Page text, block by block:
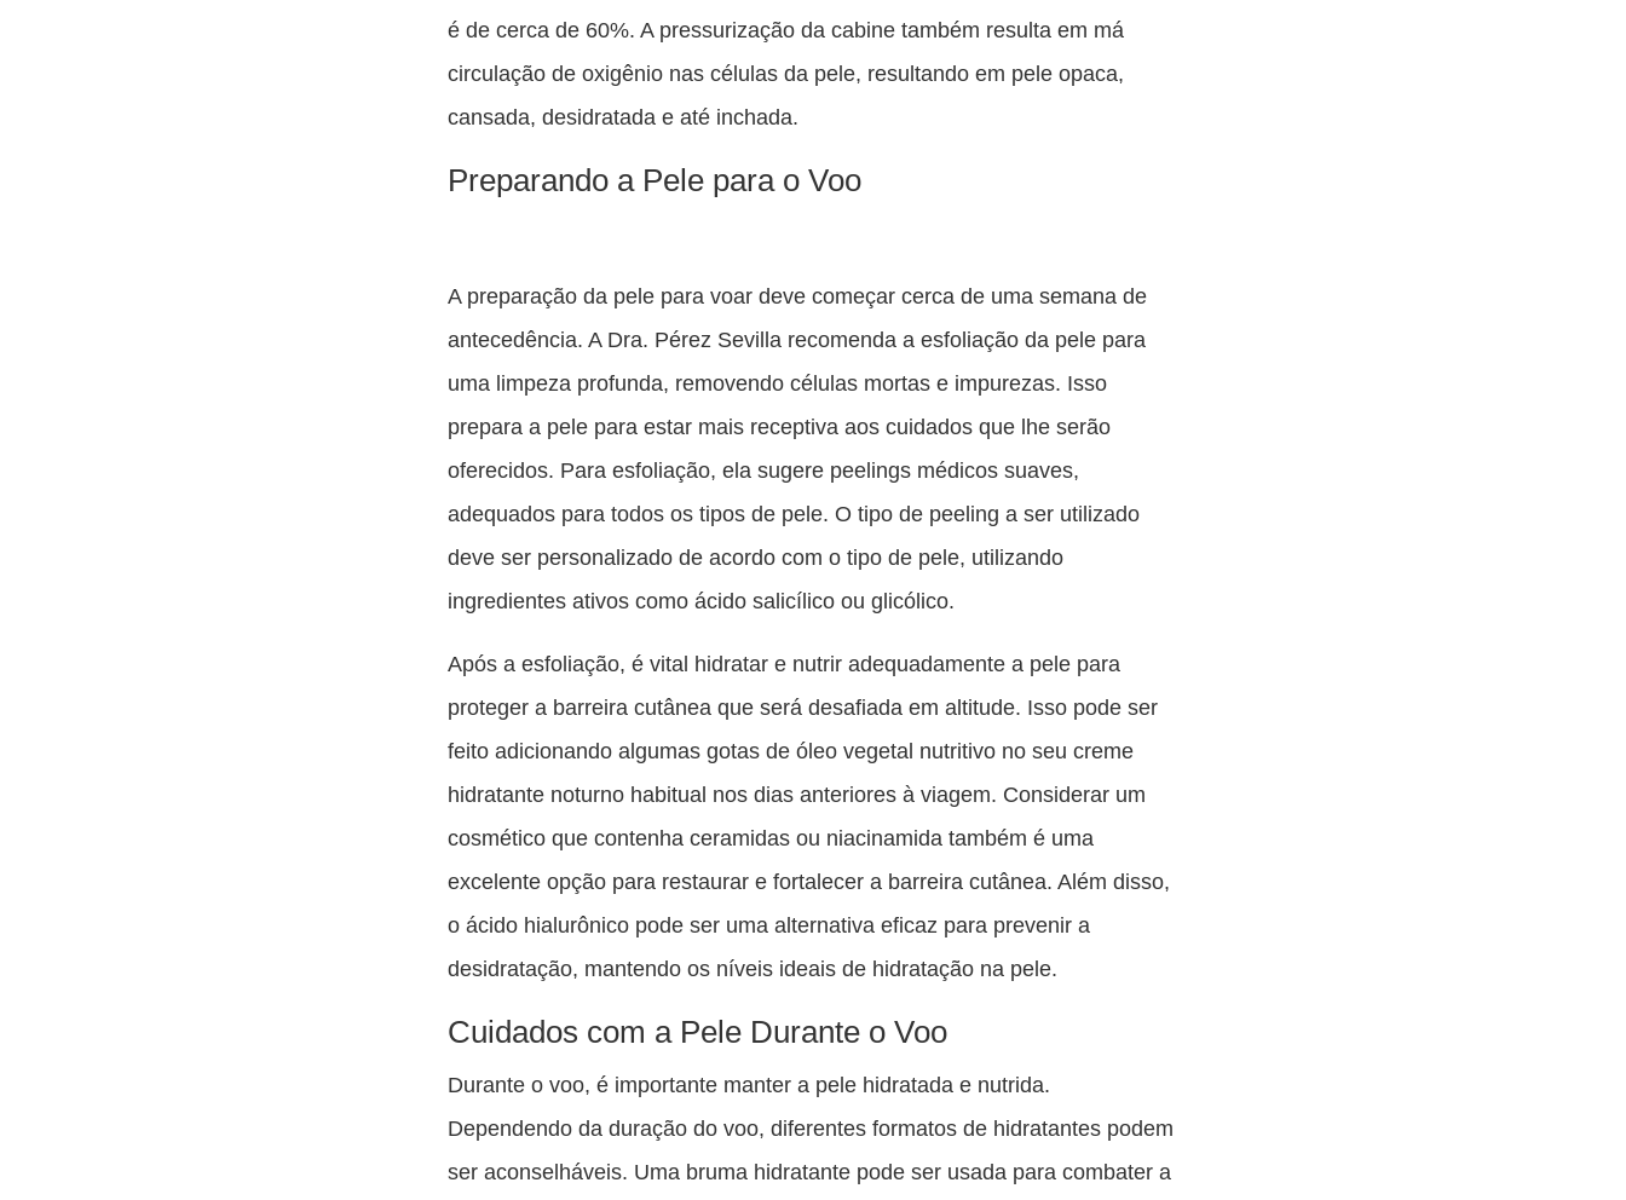
é de cerca de 60%. A pressurização da cabine também resulta em má
circulação de oxigênio nas células da pele, resultando em pele opaca,
cansada, desidratada e até inchada.
Preparando a Pele para o Voo
A preparação da pele para voar deve começar cerca de uma semana de
antecedência. A Dra. Pérez Sevilla recomenda a esfoliação da pele para
uma limpeza profunda, removendo células mortas e impurezas. Isso
prepara a pele para estar mais receptiva aos cuidados que lhe serão
oferecidos. Para esfoliação, ela sugere peelings médicos suaves,
adequados para todos os tipos de pele. O tipo de peeling a ser utilizado
deve ser personalizado de acordo com o tipo de pele, utilizando
ingredientes ativos como ácido salicílico ou glicólico.
Após a esfoliação, é vital hidratar e nutrir adequadamente a pele para
proteger a barreira cutânea que será desafiada em altitude. Isso pode ser
feito adicionando algumas gotas de óleo vegetal nutritivo no seu creme
hidratante noturno habitual nos dias anteriores à viagem. Considerar um
cosmético que contenha ceramidas ou niacinamida também é uma
excelente opção para restaurar e fortalecer a barreira cutânea. Além disso,
o ácido hialurônico pode ser uma alternativa eficaz para prevenir a
desidratação, mantendo os níveis ideais de hidratação na pele.
Cuidados com a Pele Durante o Voo
Durante o voo, é importante manter a pele hidratada e nutrida.
Dependendo da duração do voo, diferentes formatos de hidratantes podem
ser aconselháveis. Uma bruma hidratante pode ser usada para combater a